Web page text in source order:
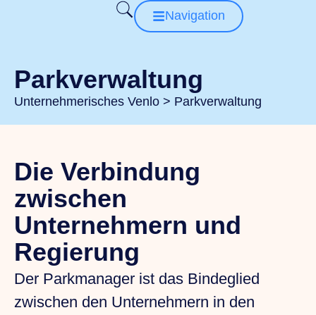
Navigation
Parkverwaltung
Unternehmerisches Venlo > Parkverwaltung
Die Verbindung
zwischen
Unternehmern und
Regierung
Der Parkmanager ist das Bindeglied
zwischen den Unternehmern in den